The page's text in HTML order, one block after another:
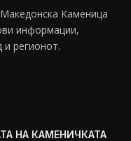
Каменица
информации,
и регионот.
НА КАМЕНИЧКАТА